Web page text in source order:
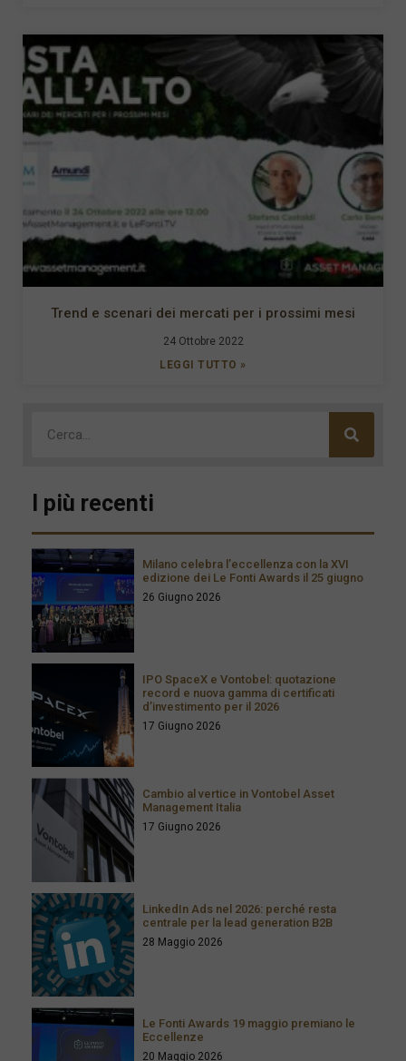
Trend e scenari dei mercati per i prossimi mesi
24 Ottobre 2022
LEGGI TUTTO »
I più recenti
Milano celebra l’eccellenza con la XVI
edizione dei Le Fonti Awards il 25 giugno
26 Giugno 2026
IPO SpaceX e Vontobel: quotazione
record e nuova gamma di certificati
d’investimento per il 2026
17 Giugno 2026
Cambio al vertice in Vontobel Asset
Management Italia
17 Giugno 2026
LinkedIn Ads nel 2026: perché resta
centrale per la lead generation B2B
28 Maggio 2026
Le Fonti Awards 19 maggio premiano le
Eccellenze
20 Maggio 2026